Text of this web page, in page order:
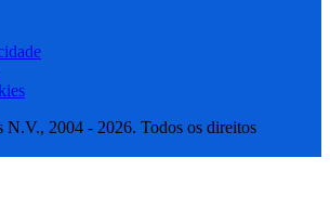
2004 - 2026. Todos os direitos